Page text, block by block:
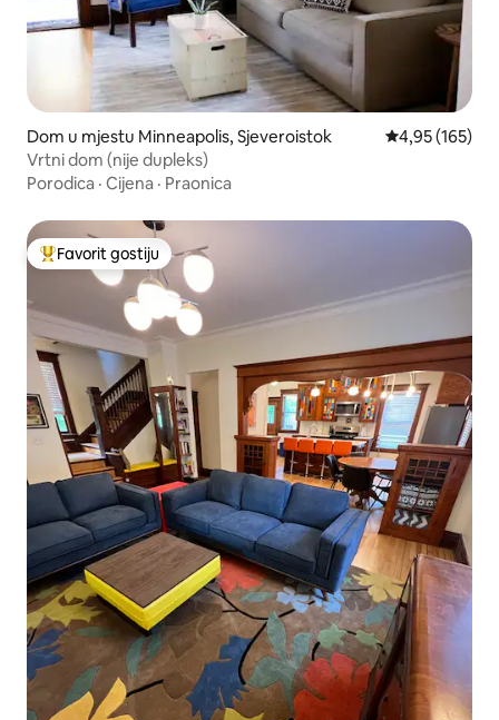
Dom u mjestu Minneapolis, Sjeveroistok Prosječna
4,95 (165)
Vrtni dom (nije dupleks)
Porodica · Cijena · Praonica
Glavni favorit gostiju
Favorit gostiju